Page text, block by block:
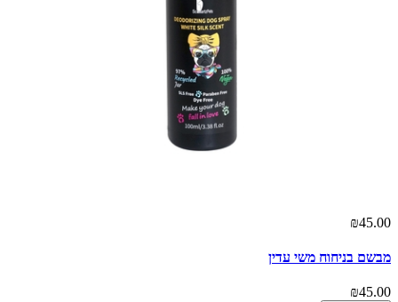
₪45.00
מבשם בניחוח משי עדין
₪45.00